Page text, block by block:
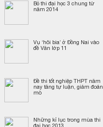
Bỏ thi đại học 3 chung từ
năm 2014
Vụ ‘hôi bia’ ở Đồng Nai vào
đề Văn lớp 11
Đề thi tốt nghiệp THPT năm
nay tăng tự luận, giảm đoán
mò
Những kỉ lục trong mùa thi
đại học 2013